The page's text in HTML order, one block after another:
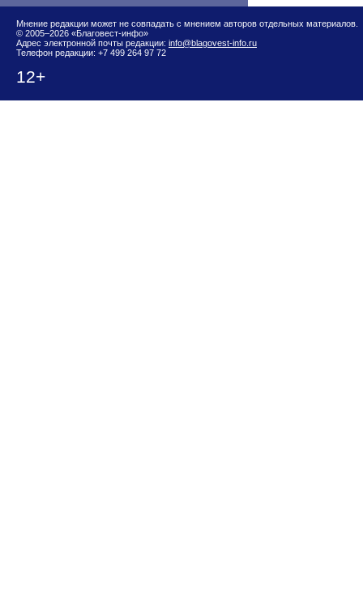
Мнение редакции может не совпадать с мнением авторов отдельных материалов.
© 2005–2026 «Благовест-инфо»
Адрес электронной почты редакции: info@blagovest-info.ru
Телефон редакции: +7 499 264 97 72
12+